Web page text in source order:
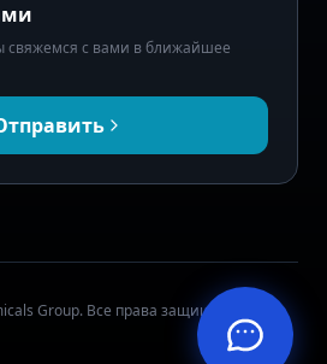
свяжемся с вами в ближайшее
Group. Все права защищены.